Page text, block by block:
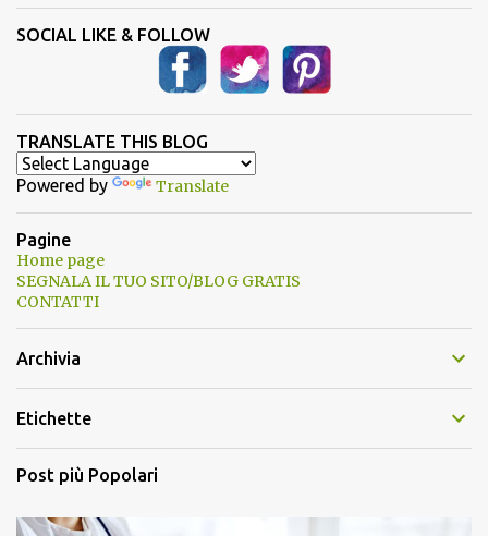
SOCIAL LIKE & FOLLOW
TRANSLATE THIS BLOG
Powered by Translate
Pagine
Home page
SEGNALA IL TUO SITO/BLOG GRATIS
CONTATTI
Archivia
Etichette
Post più Popolari